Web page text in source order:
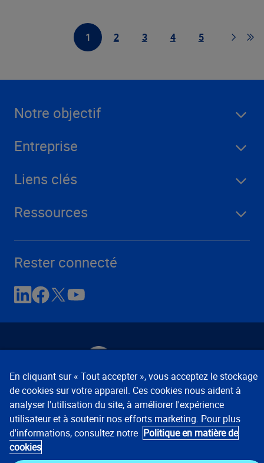
1
First PagePage
2
Page
3
Page
4
Page
5
PageGo
Notre objectif
Entreprise
Liens clés
Ressources
Rester connecté
Avis de confidentialité
Conditions d’utilisation
Préférences relatives aux témoins © 2008, 2026
Verisk Analytics, Inc. Tous droits réservés.
En cliquant sur « Tout accepter », vous acceptez le stockage
de cookies sur votre appareil. Ces cookies nous aident à
analyser l'utilisation du site, à améliorer l'expérience
utilisateur et à soutenir nos efforts marketing. Pour plus
d'informations, consultez notre Politique en matière de
cookies